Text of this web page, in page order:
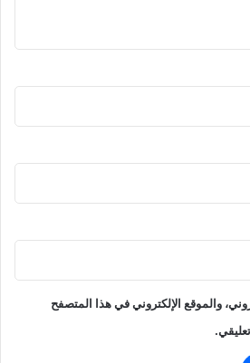
والموقع الإلكتروني في هذا المتصفح